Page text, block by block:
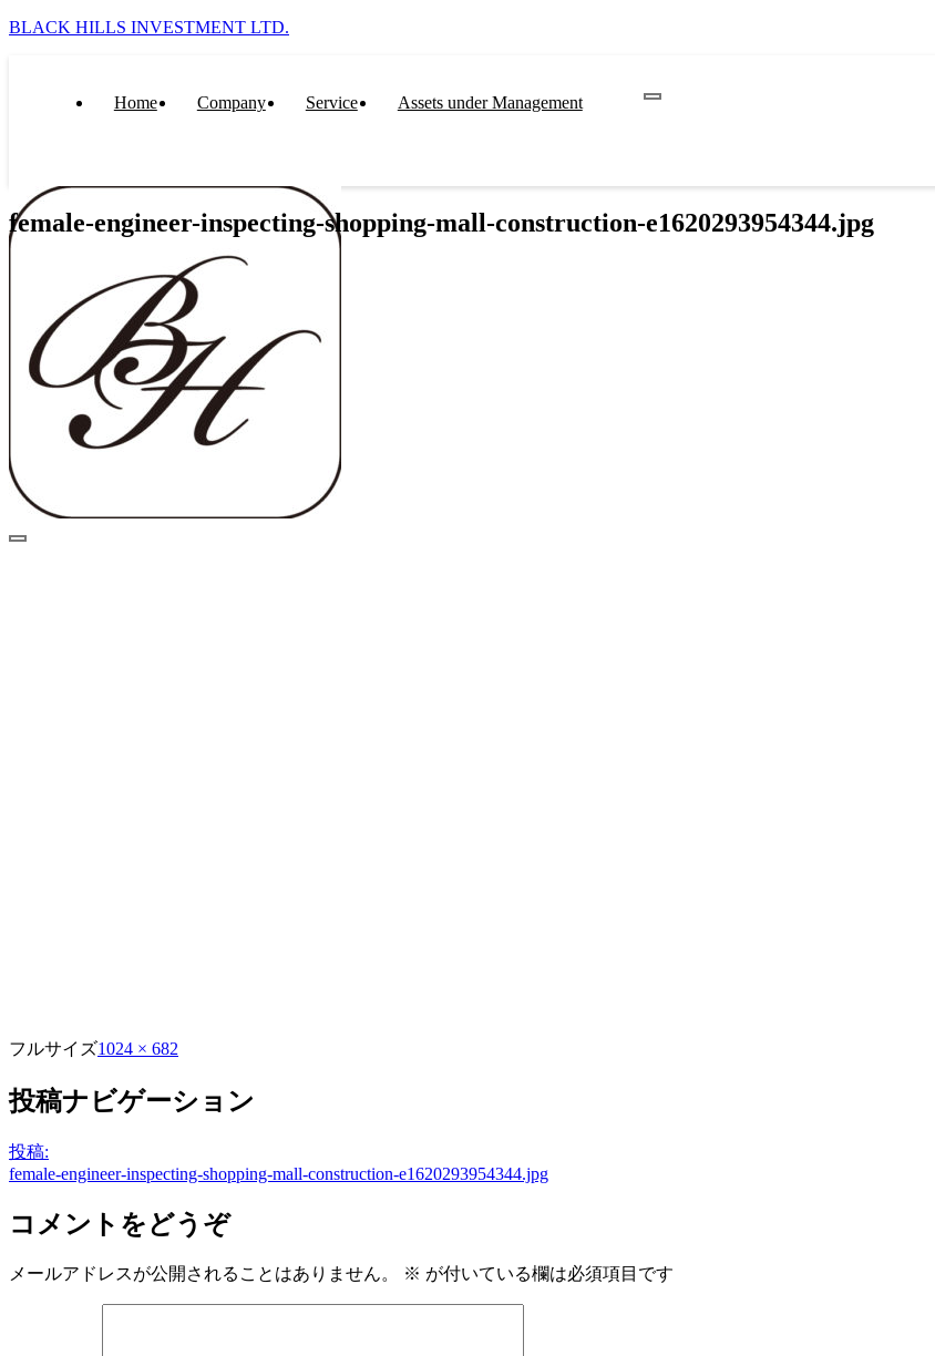
BLACK HILLS INVESTMENT LTD.
Home Company Service Assets under Management
female-engineer-inspecting-shopping-mall-construction-e1620293954344.jpg
フルサイズ1024 × 682
投稿ナビゲーション
投稿:
female-engineer-inspecting-shopping-mall-construction-e1620293954344.jpg
コメントをどうぞ
メールアドレスが公開されることはありません。 ※ が付いている欄は必須項目です